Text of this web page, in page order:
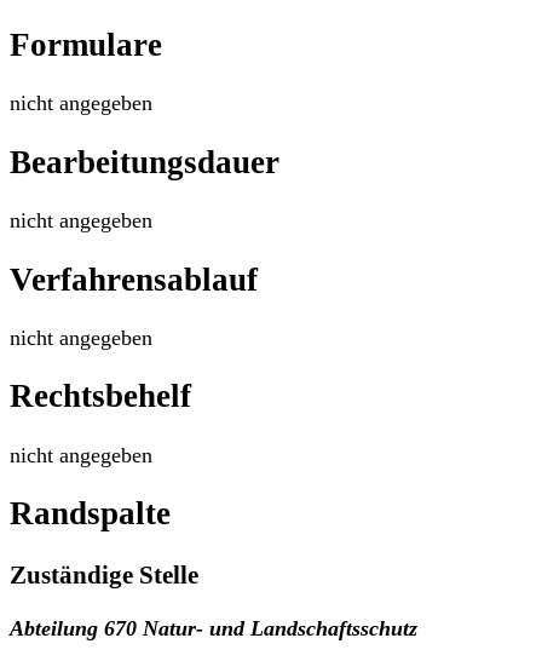
Formulare
nicht angegeben
Bearbeitungsdauer
nicht angegeben
Verfahrensablauf
nicht angegeben
Rechtsbehelf
nicht angegeben
Randspalte
Zuständige Stelle
Abteilung 670 Natur- und Landschaftsschutz